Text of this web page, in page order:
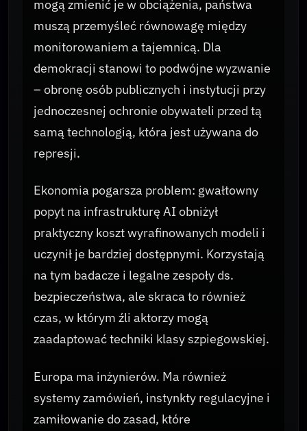
mogą zmienić je w obciążenia, państwa
muszą przemyśleć równowagę między
monitorowaniem a tajemnicą. Dla
demokracji stanowi to podwójne wyzwanie
– obronę osób publicznych i instytucji przy
jednoczesnej ochronie obywateli przed tą
samą technologią, która jest używana do
represji.
Ekonomia pogarsza problem: gwałtowny
popyt na infrastrukturę AI obniżył
praktyczny koszt wyrafinowanych modeli i
uczynił je bardziej dostępnymi. Korzystają
na tym badacze i legalne zespoły ds.
bezpieczeństwa, ale skraca to również
czas, w którym źli aktorzy mogą
zaadaptować techniki klasy szpiegowskiej.
Europa ma inżynierów. Ma również
systemy zamówień, instynkty regulacyjne i
zamiłowanie do zasad, które